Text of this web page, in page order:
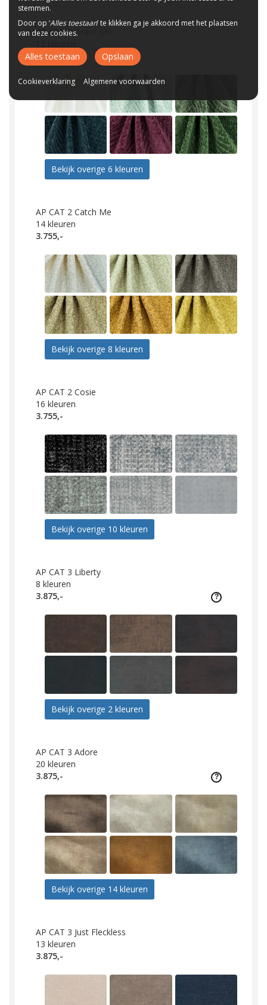
AP CAT 2 Brave Me
3.755,-
Bekijk overige 6 kleuren
AP CAT 2 Catch Me
14 kleuren
3.755,-
Bekijk overige 8 kleuren
AP CAT 2 Cosie
16 kleuren
3.755,-
Bekijk overige 10 kleuren
AP CAT 3 Liberty
8 kleuren
3.875,-
Bekijk overige 2 kleuren
AP CAT 3 Adore
20 kleuren
3.875,-
Bekijk overige 14 kleuren
AP CAT 3 Just Fleckless
13 kleuren
3.875,-
stemmen.
Door op ‘Alles toestaan’ te klikken ga je akkoord met het plaatsen
van deze cookies.
Alles toestaan Opslaan
Cookieverklaring Algemene voorwaarden